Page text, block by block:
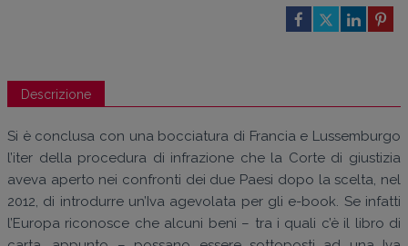
Descrizione
Si è conclusa con una bocciatura di Francia e Lussemburgo
l’iter della procedura di infrazione che la Corte di giustizia
aveva aperto nei confronti dei due Paesi dopo la scelta, nel
2012, di introdurre un’Iva agevolata per gli e-book. Se infatti
l’Europa riconosce che alcuni beni – tra i quali c’è il libro di